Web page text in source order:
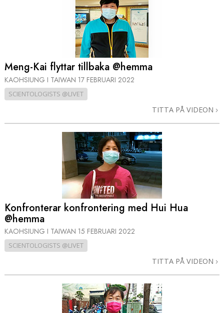
Meng-Kai flyttar tillbaka @hemma
KAOHSIUNG I TAIWAN 17 FEBRUARI 2022
SCIENTOLOGISTS @LIVET
TITTA PÅ VIDEON
Konfronterar konfrontering med Hui Hua
@hemma
KAOHSIUNG I TAIWAN 15 FEBRUARI 2022
SCIENTOLOGISTS @LIVET
TITTA PÅ VIDEON